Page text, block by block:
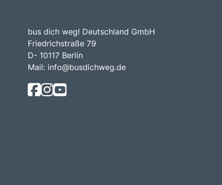
bus dich weg! Deutschland GmbH
Friedrichstraße 79
D- 10117 Berlin
Mail: info@busdichweg.de